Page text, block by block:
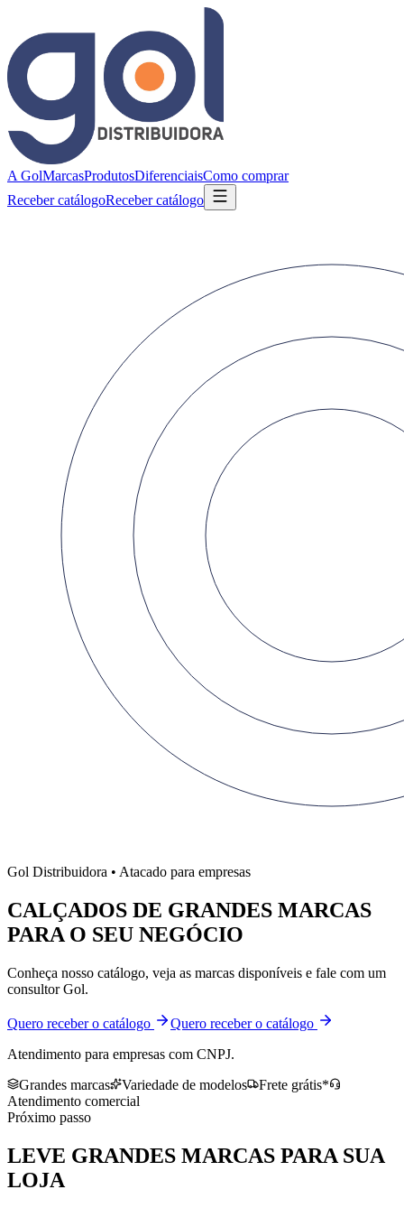
A GolMarcasProdutosDiferenciaisComo comprar
Receber catálogoReceber catálogo
Gol Distribuidora • Atacado para empresas
CALÇADOS DE GRANDES MARCAS
PARA O SEU NEGÓCIO
Conheça nosso catálogo, veja as marcas disponíveis e fale com um
consultor Gol.
Quero receber o catálogo
Quero receber o catálogo
Atendimento para empresas com CNPJ.
Grandes marcas
Variedade de modelos
Frete grátis*
Atendimento comercial
Próximo passo
LEVE GRANDES MARCAS PARA SUA
LOJA